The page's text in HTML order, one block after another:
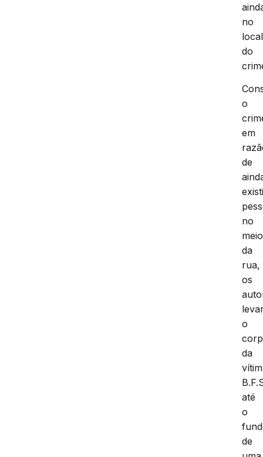
no
local
do
o
em
de
no
meio
da
rua,
os
o
da
até
o
de